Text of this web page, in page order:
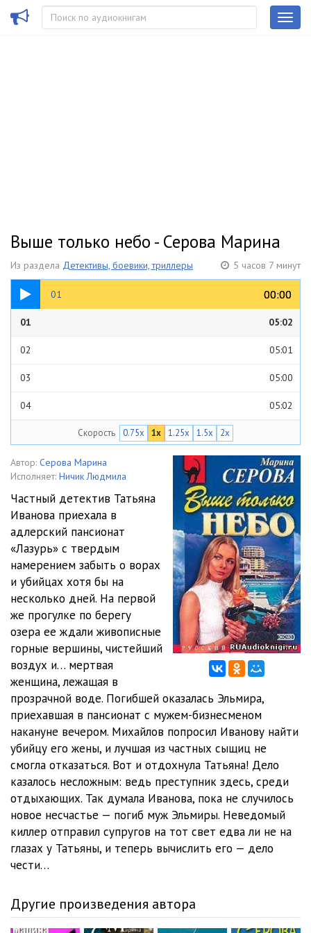
Выше только небо - Серова Марина
Из раздела Детективы, боевики, триллеры 5 часов 7 минут
01 00:00
00:00
05:02
01 05:02
02 05:01
03 05:00
04 05:02
06 05:01
05:01
08 05:06
09 05:01
10 05:02
11 05:02
12 05:02
13 05:02
14
15
16 05:01
17 05:05
18 05:03
19 05:01
20 05:03
22
Скорость 0.75x 1x 1.25x 1.5x 2x
Автор: Серова Марина
Исполняет: Ничик Людмила
Частный детектив Татьяна
Иванова приехала в
адлерский пансионат
«Лазурь» с твердым
намерением забыть о ворах
и убийцах хотя бы на
несколько дней. На первой
же прогулке по берегу
озера ее ждали живописные
горные вершины, чистейший
воздух и… мертвая
женщина, лежащая в
прозрачной воде. Погибшей оказалась Эльмира,
приехавшая в пансионат с мужем-бизнесменом
накануне вечером. Михайлов попросил Иванову найти
убийцу его жены, и лучшая из частных сыщиц не
смогла отказаться. Вот и отдохнула Татьяна! Дело
казалось несложным: ведь преступник здесь, среди
отдыхающих. Так думала Иванова, пока не случилось
новое несчастье — погиб муж Эльмиры. Неведомый
киллер отправил супругов на тот свет едва ли не на
глазах у Татьяны, и теперь вычислить его — дело
чести…
Другие произведения автора